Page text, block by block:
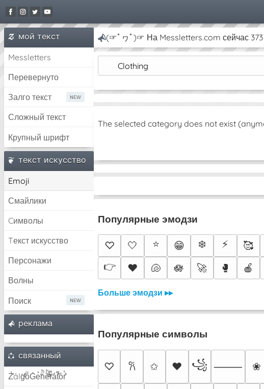
мой текст
Messletters
Перевернуто
Залго текст
Сложный текст
Крупный шрифт
текст искусство
Emoji
Смайлики
Cимволы
Tекст искусство
Персонажи
Волны
Поиск
pеклама
связанный
Z̾̽ảlg̀͐ͭ̽oͧG̀e̒̃nͪȅͪͫ̏̐r͌̑á͑t͌̑͛o̊r̓̐
(☞ﾟヮﾟ)☞ На Messletters.com сейчас 373
Clothing
The selected category does not exist
Популярные эмодзи
♡ 🤍 ⭐ 😁 ❄️ ⚡ 🥰
👉
♥️ 🐚 🪷 🚀 🥊 🍎
Больше эмодзи ▸▸
Популярные символы
♡ 𐙚 ✩ ♥ ꧁ ⸻ ❀